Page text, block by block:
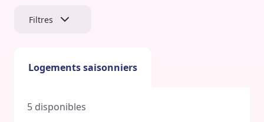
Filtres
Logements saisonniers
5 disponibles